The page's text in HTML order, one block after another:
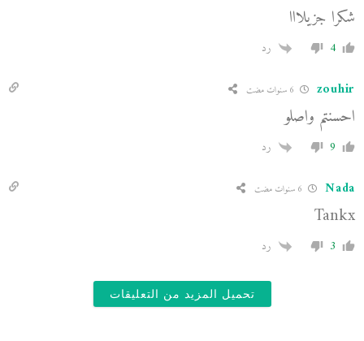
شكرا جزيلااا
4 رد
zouhir
احسنتم واصلو
9 رد
Nada
Tankx
3 رد
تحميل المزيد من التعليقات